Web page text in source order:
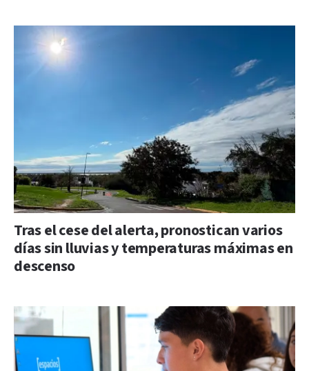
Tras el cese del alerta, pronostican varios
días sin lluvias y temperaturas máximas en
descenso